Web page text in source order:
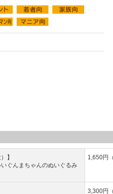
】
ぐんまちゃんのぬいぐるみ
1,650円
3,300円